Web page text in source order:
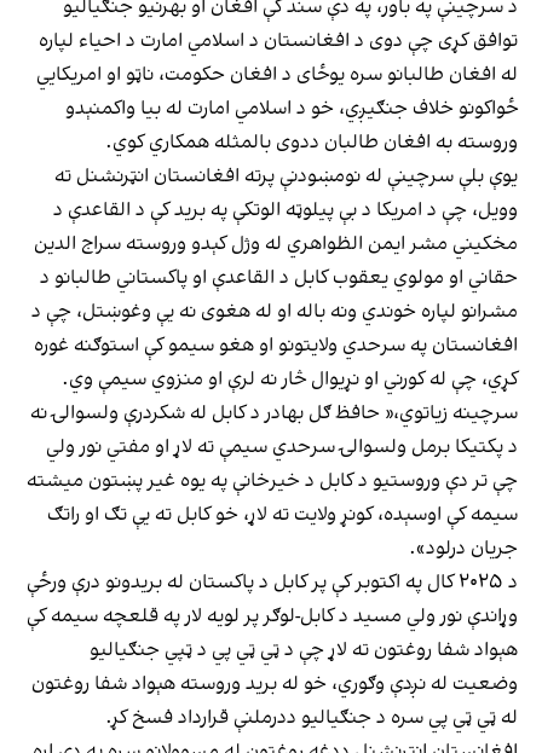
د سرچینې په باور، په دې سند کې افغان او بهرنیو جنګیالیو
توافق کړی چې دوی د افغانستان د اسلامي امارت د احیاء لپاره
له افغان طالبانو سره یوځای د افغان حکومت، ناټو او امریکايي
ځواکونو خلاف جنګیږي، خو د اسلامي امارت له بیا واکمنېدو
وروسته به افغان طالبان ددوی بالمثله همکاري کوي.
یوې بلې سرچینې له نومښودنې پرته افغانستان انټرنشنل ته
وویل، چې د امریکا د بې پیلوټه الوتکې په برید کې د القاعدې د
مخکیني مشر ایمن الظواهري له وژل کېدو وروسته سراج الدین
حقاني او مولوي یعقوب کابل د القاعدې او پاکستاني طالبانو د
مشرانو لپاره خوندي ونه باله او له هغوی نه یې وغوښتل، چې د
افغانستان په سرحدي ولایتونو او هغو سیمو کې استوګنه غوره
کړي، چې له کورني او نړیوال څار نه لرې او منزوي سیمې وي.
سرچینه زیاتوي،« حافظ ګل بهادر د کابل له شکردرې ولسوالۍ نه
د پکتیکا برمل ولسوالۍ سرحدي سیمې ته لاړ او مفتي نور ولي
چې تر دې وروستیو د کابل د خیرخانې په یوه غیر پښتون میشته
سیمه کې اوسېده، کونړ ولایت ته لاړ، خو کابل ته یې تګ او راتګ
جریان درلود».
د ۲۰۲۵ کال په اکتوبر کې پر کابل د پاکستان له بریدونو درې ورځې
وړاندې نور ولي مسید د کابل-لوګر پر لویه لار په قلعچه سیمه کې
هېواد شفا روغتون ته لاړ چې د ټي ټي پي د ټپي جنګیالیو
وضعیت له نږدې وګوري، خو له برید وروسته هېواد شفا روغتون
له ټي ټي پي سره د جنګیالیو ددرملنې قرارداد فسخ کړ.